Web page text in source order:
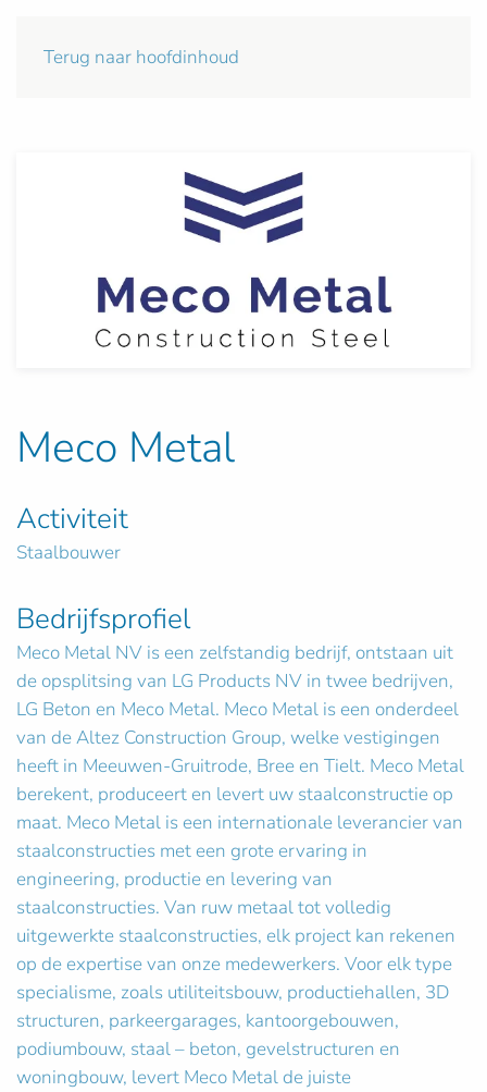
Terug naar hoofdinhoud
Meco Metal
Activiteit
Staalbouwer
Bedrijfsprofiel
Meco Metal NV is een zelfstandig bedrijf, ontstaan uit
de opsplitsing van LG Products NV in twee bedrijven,
LG Beton en Meco Metal. Meco Metal is een onderdeel
van de Altez Construction Group, welke vestigingen
heeft in Meeuwen-Gruitrode, Bree en Tielt. Meco Metal
berekent, produceert en levert uw staalconstructie op
maat. Meco Metal is een internationale leverancier van
staalconstructies met een grote ervaring in
engineering, productie en levering van
staalconstructies. Van ruw metaal tot volledig
uitgewerkte staalconstructies, elk project kan rekenen
op de expertise van onze medewerkers. Voor elk type
specialisme, zoals utiliteitsbouw, productiehallen, 3D
structuren, parkeergarages, kantoorgebouwen,
podiumbouw, staal – beton, gevelstructuren en
woningbouw, levert Meco Metal de juiste